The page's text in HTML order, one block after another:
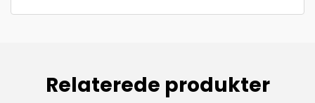
Relaterede produkter